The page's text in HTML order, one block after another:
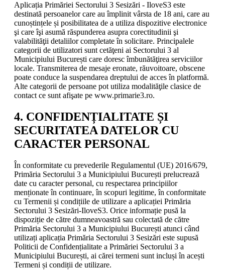
Aplicația Primăriei Sectorului 3 Sesizări - IloveS3 este
destinată persoanelor care au împlinit vârsta de 18 ani, care au
cunoștințele și posibilitatea de a utiliza dispozitive electronice
şi care îşi asumă răspunderea asupra corectitudinii şi
valabilităţii detaliilor completate în solicitare. Principalele
categorii de utilizatori sunt cetăţeni ai Sectorului 3 al
Municipiului București care doresc îmbunătăţirea serviciilor
locale. Transmiterea de mesaje eronate, răuvoitoare, obscene
poate conduce la suspendarea dreptului de acces în platformă.
Alte categorii de persoane pot utiliza modalităţile clasice de
contact ce sunt afişate pe www.primarie3.ro.
4. CONFIDENȚIALITATE ȘI
SECURITATEA DATELOR CU
CARACTER PERSONAL
În conformitate cu prevederile Regulamentul (UE) 2016/679,
Primăria Sectorului 3 a Municipiului București prelucrează
date cu caracter personal, cu respectarea principiilor
menționate în continuare, în scopuri legitime, în conformitate
cu Termenii și condițiile de utilizare a aplicației Primăria
Sectorului 3 Sesizări-IloveS3. Orice informație pusă la
dispoziție de către dumneavoastră sau colectată de către
Primăria Sectorului 3 a Municipiului București atunci când
utilizați aplicația Primăria Sectorului 3 Sesizări este supusă
Politicii de Confidențialitate a Primăriei Sectorului 3 a
Municipiului București, ai cărei termeni sunt incluși în acești
Termeni și condiții de utilizare.